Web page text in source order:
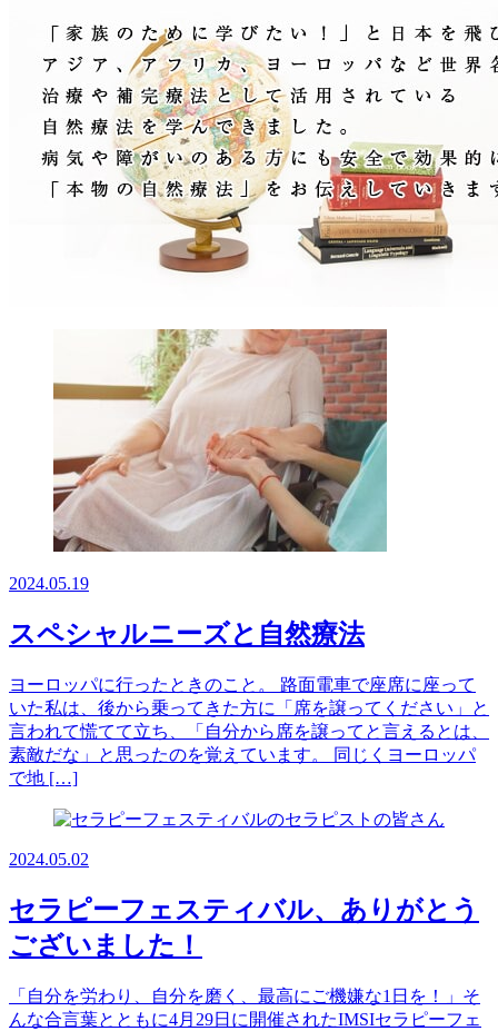
2024.05.19
スペシャルニーズと自然療法
ヨーロッパに行ったときのこと。 路面電車で座席に座って
いた私は、後から乗ってきた方に「席を譲ってください」と
言われて慌てて立ち、「自分から席を譲ってと言えるとは、
素敵だな」と思ったのを覚えています。 同じくヨーロッパ
で地 […]
2024.05.02
セラピーフェスティバル、ありがとう
ございました！
「自分を労わり、自分を磨く、最高にご機嫌な1日を！」そ
んな合言葉とともに4月29日に開催されたIMSIセラピーフェ